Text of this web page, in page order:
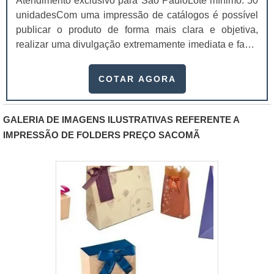
unidadesCom uma impressão de catálogos é possível
publicar o produto de forma mais clara e objetiva,
realizar uma divulgação extremamente imediata e fazer
dos serviços oferecidos.Estes são só alguns dos muitos
para as empresas e também para os seus
consumidores finais. O catálogo também pode ser
chamado de “brochura” e atualmente é um .
COTAR AGORA
GALERIA DE IMAGENS ILUSTRATIVAS REFERENTE A
IMPRESSÃO DE FOLDERS PREÇO SACOMÃ